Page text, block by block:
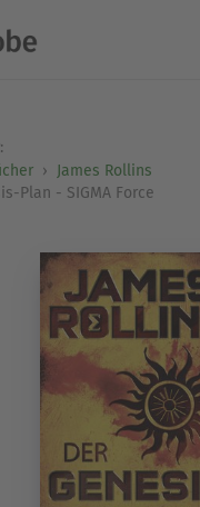
James Rollins
Plan - SIGMA Force